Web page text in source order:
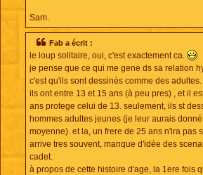
Sam.
Fab a écrit :
le loup solitaire, oui, c'est exactement ca.
je pense que ce qui me gene ds sa relation
c'est qu'ils sont dessinés comme des
ils ont entre 13 et 15 ans (à peu pres) , et il
ans protege celui de 13. seulement, ils st
hommes adultes jeunes (je leur aurais
moyenne). et la, un frere de 25 ans n'ira pas
arrive tres souvent, manque d'idée des
cadet.
à propos de cette histoire d'age, la 1ere fois